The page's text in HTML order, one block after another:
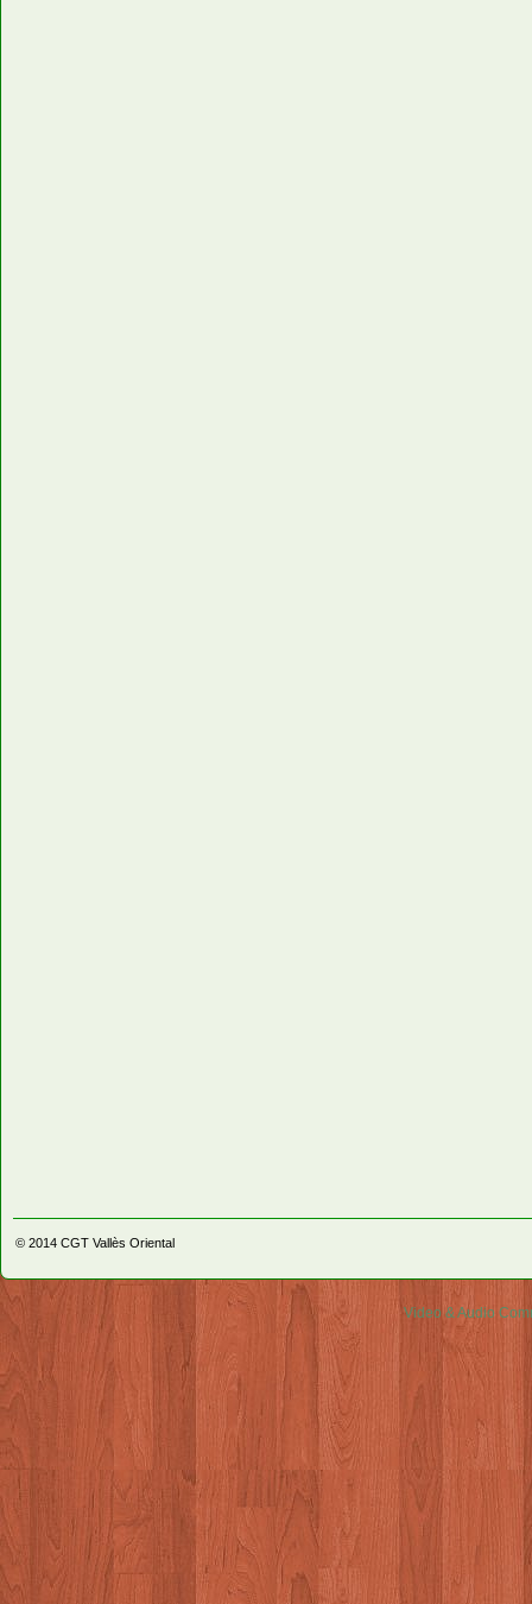
© 2014 CGT Vallès Oriental
Video & Audio